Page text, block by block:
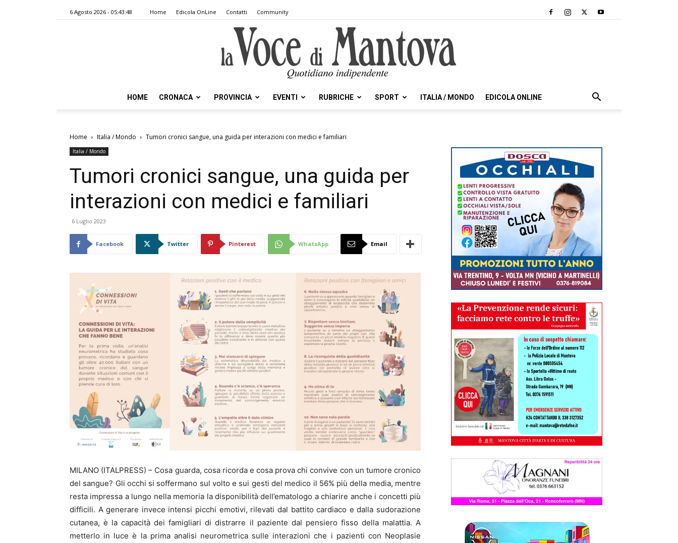
6 Agosto 2026 - 05:43:48 Home Edicola OnLine Contatti Community
Voce
Mantova
HOME CRONACA PROVINCIA EVENTI RUBRICHE SPORT ITALIA / MONDO EDICOLA ONLINE
Home Italia / Mondo Tumori cronici sangue, una guida per interazioni con medici e familiari
Italia / Mondo
Tumori cronici sangue, una guida per
interazioni con medici e familiari
6 Luglio 2023
Facebook Twitter Pinterest WhatsApp Email
MILANO (ITALPRESS) – Cosa guarda, cosa ricorda e cosa prova chi convive con un tumore cronico
del sangue? Gli occhi si soffermano sul volto e sui gesti del medico il 56% più della media, mentre
resta impressa a lungo nella memoria la disponibilità dell’ematologo a chiarire anche i concetti più
difficili. A generare invece intensi picchi emotivi, rilevati dal battito cardiaco e dalla sudorazione
cutanea, è la capacità dei famigliari di distrarre il paziente dal pensiero fisso della malattia. A
metterlo in luce è la prima analisi neurometrica sulle interazioni che i pazienti con Neoplasie